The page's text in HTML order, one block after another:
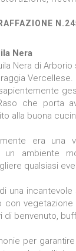
Nera
Nera di
Vercellese.
che porta
alla buona
era una
un ambiente
qualsiasi
una
con
di benvenuto,
per